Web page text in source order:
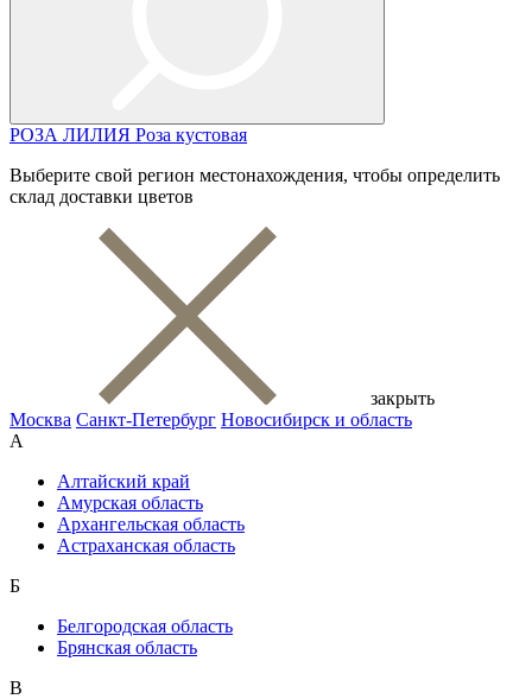
РОЗА ЛИЛИЯ Роза кустовая
Выберите свой регион местонахождения, чтобы определить
склад доставки цветов
закрыть
Москва Санкт-Петербург Новосибирск и область
А
Алтайский край
Амурская область
Архангельская область
Астраханская область
Б
Белгородская область
Брянская область
В